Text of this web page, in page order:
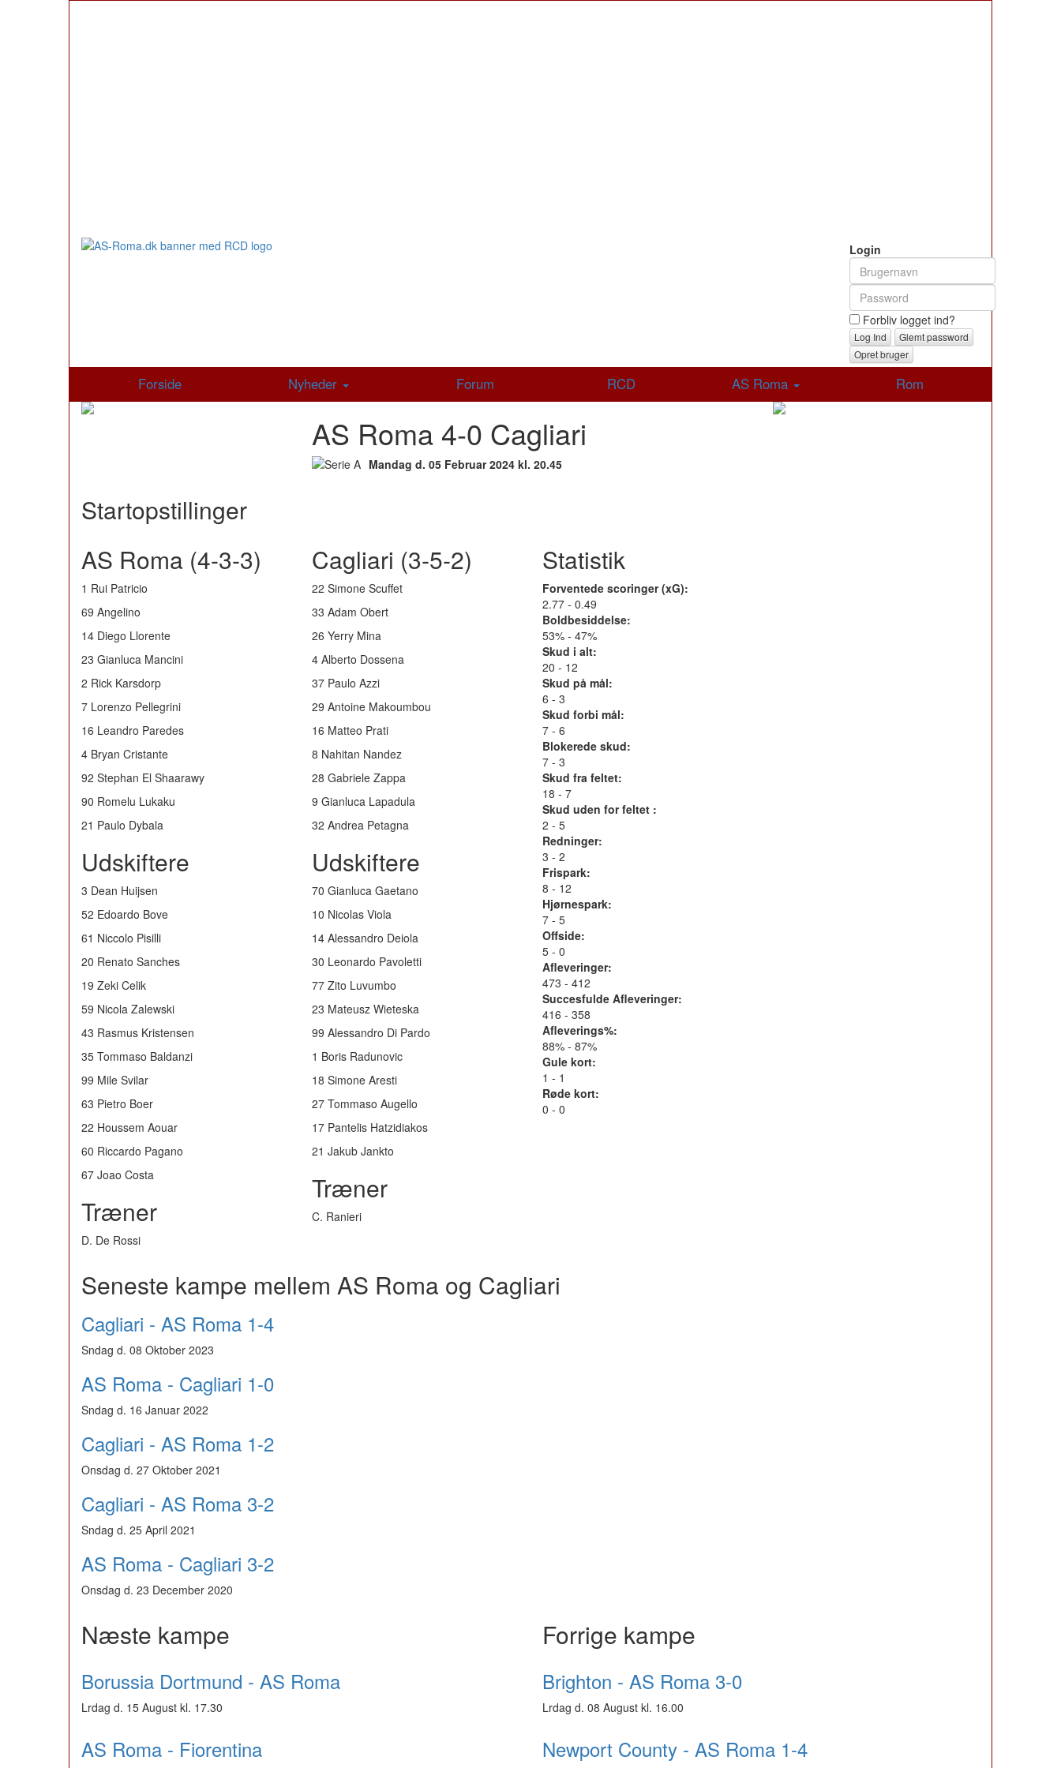
Login
Forbliv logget ind?
Glemt password
Opret bruger
Forside Nyheder Forum RCD AS Roma Rom
AS Roma 4-0 Cagliari
Mandag d. 05 Februar 2024 kl. 20.45
Startopstillinger
AS Roma (4-3-3)
1 Rui Patricio
69 Angelino
14 Diego Llorente
23 Gianluca Mancini
2 Rick Karsdorp
7 Lorenzo Pellegrini
16 Leandro Paredes
4 Bryan Cristante
92 Stephan El Shaarawy
90 Romelu Lukaku
21 Paulo Dybala
Udskiftere
3 Dean Huijsen
52 Edoardo Bove
61 Niccolo Pisilli
20 Renato Sanches
19 Zeki Celik
59 Nicola Zalewski
43 Rasmus Kristensen
35 Tommaso Baldanzi
99 Mile Svilar
63 Pietro Boer
22 Houssem Aouar
60 Riccardo Pagano
67 Joao Costa
Træner
D. De Rossi
Cagliari (3-5-2)
22 Simone Scuffet
33 Adam Obert
26 Yerry Mina
4 Alberto Dossena
37 Paulo Azzi
29 Antoine Makoumbou
16 Matteo Prati
8 Nahitan Nandez
28 Gabriele Zappa
9 Gianluca Lapadula
32 Andrea Petagna
Udskiftere
70 Gianluca Gaetano
10 Nicolas Viola
14 Alessandro Deiola
30 Leonardo Pavoletti
77 Zito Luvumbo
23 Mateusz Wieteska
99 Alessandro Di Pardo
1 Boris Radunovic
18 Simone Aresti
27 Tommaso Augello
17 Pantelis Hatzidiakos
21 Jakub Jankto
Træner
C. Ranieri
Statistik
Forventede scoringer (xG):
2.77 - 0.49
Boldbesiddelse:
53% - 47%
Skud i alt:
20 - 12
Skud på mål:
6 - 3
Skud forbi mål:
7 - 6
Blokerede skud:
7 - 3
Skud fra feltet:
18 - 7
Skud uden for feltet :
2 - 5
Redninger:
3 - 2
Frispark:
8 - 12
Hjørnespark:
7 - 5
Offside:
5 - 0
Afleveringer:
473 - 412
Succesfulde Afleveringer:
416 - 358
Afleverings%:
88% - 87%
Gule kort:
1 - 1
Røde kort:
0 - 0
Seneste kampe mellem AS Roma og Cagliari
Cagliari - AS Roma 1-4
Sndag d. 08 Oktober 2023
AS Roma - Cagliari 1-0
Sndag d. 16 Januar 2022
Cagliari - AS Roma 1-2
Onsdag d. 27 Oktober 2021
Cagliari - AS Roma 3-2
Sndag d. 25 April 2021
AS Roma - Cagliari 3-2
Onsdag d. 23 December 2020
Næste kampe
Borussia Dortmund - AS Roma
Lrdag d. 15 August kl. 17.30
AS Roma - Fiorentina
Forrige kampe
Brighton - AS Roma 3-0
Lrdag d. 08 August kl. 16.00
Newport County - AS Roma 1-4